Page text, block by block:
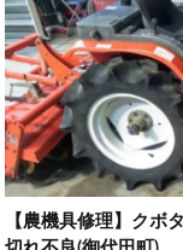
【農機具修理】クボ